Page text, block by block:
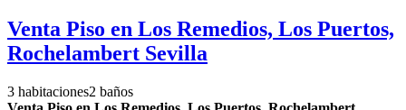
Venta Piso en Los Remedios, Los Puertos,
Rochelambert Sevilla
3 habitaciones2 baños